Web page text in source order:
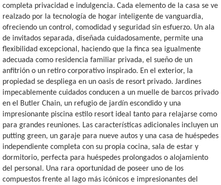
completa privacidad e indulgencia. Cada elemento de la casa se ve
realzado por la tecnología de hogar inteligente de vanguardia,
ofreciendo un control, comodidad y seguridad sin esfuerzo. Un ala
de invitados separada, diseñada cuidadosamente, permite una
flexibilidad excepcional, haciendo que la finca sea igualmente
adecuada como residencia familiar privada, el sueño de un
anfitrión o un retiro corporativo inspirado. En el exterior, la
propiedad se despliega en un oasis de resort privado. Jardines
impecablemente cuidados conducen a un muelle de barcos privado
en el Butler Chain, un refugio de jardín escondido y una
impresionante piscina estilo resort ideal tanto para relajarse como
para grandes reuniones. Las características adicionales incluyen un
putting green, un garaje para nueve autos y una casa de huéspedes
independiente completa con su propia cocina, sala de estar y
dormitorio, perfecta para huéspedes prolongados o alojamiento
del personal. Una rara oportunidad de poseer uno de los
compuestos frente al lago más icónicos e impresionantes del